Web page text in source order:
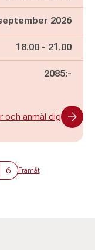
2026
Pågår mellan
18.00 - och
21.00
2085:-
och anmäl dig
6 Framåt